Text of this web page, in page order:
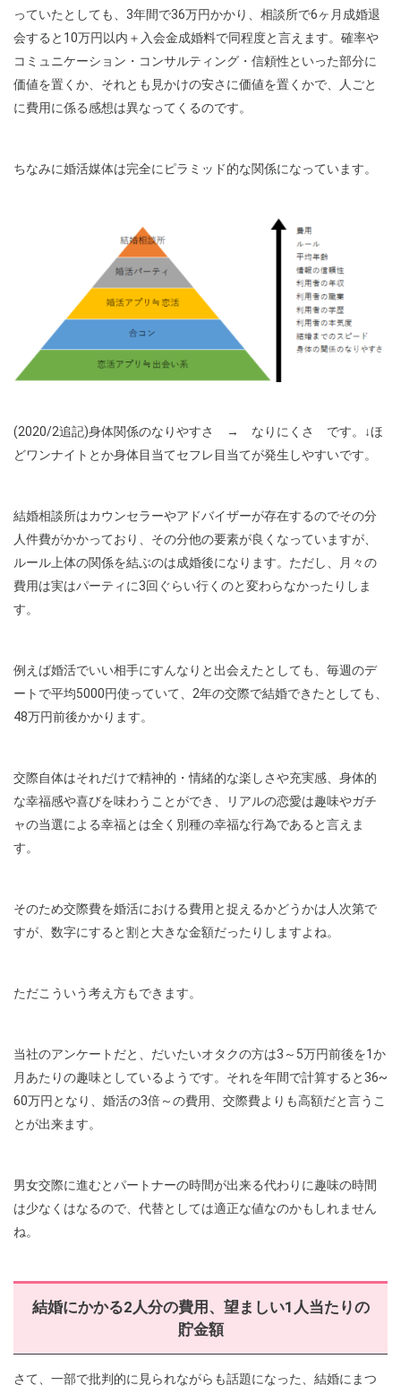
っていたとしても、3年間で36万円かかり、相談所で6ヶ月成婚退
会すると10万円以内＋入会金成婚料で同程度と言えます。確率や
コミュニケーション・コンサルティング・信頼性といった部分に
価値を置くか、それとも見かけの安さに価値を置くかで、人ごと
に費用に係る感想は異なってくるのです。
ちなみに婚活媒体は完全にピラミッド的な関係になっています。
(2020/2追記)身体関係のなりやすさ → なりにくさ です。↓ほ
どワンナイトとか身体目当てセフレ目当てが発生しやすいです。
結婚相談所はカウンセラーやアドバイザーが存在するのでその分
人件費がかかっており、その分他の要素が良くなっていますが、
ルール上体の関係を結ぶのは成婚後になります。ただし、月々の
費用は実はパーティに3回ぐらい行くのと変わらなかったりしま
す。
例えば婚活でいい相手にすんなりと出会えたとしても、毎週のデ
ートで平均5000円使っていて、2年の交際で結婚できたとしても、
48万円前後かかります。
交際自体はそれだけで精神的・情緒的な楽しさや充実感、身体的
な幸福感や喜びを味わうことができ、リアルの恋愛は趣味やガチ
ャの当選による幸福とは全く別種の幸福な行為であると言えま
す。
そのため交際費を婚活における費用と捉えるかどうかは人次第で
すが、数字にすると割と大きな金額だったりしますよね。
ただこういう考え方もできます。
当社のアンケートだと、だいたいオタクの方は3～5万円前後を1か
月あたりの趣味としているようです。それを年間で計算すると36~
60万円となり、婚活の3倍～の費用、交際費よりも高額だと言うこ
とが出来ます。
男女交際に進むとパートナーの時間が出来る代わりに趣味の時間
は少なくはなるので、代替としては適正な値なのかもしれません
ね。
結婚にかかる2人分の費用、望ましい1人当たりの
貯金額
さて、一部で批判的に見られながらも話題になった、結婚にまつ